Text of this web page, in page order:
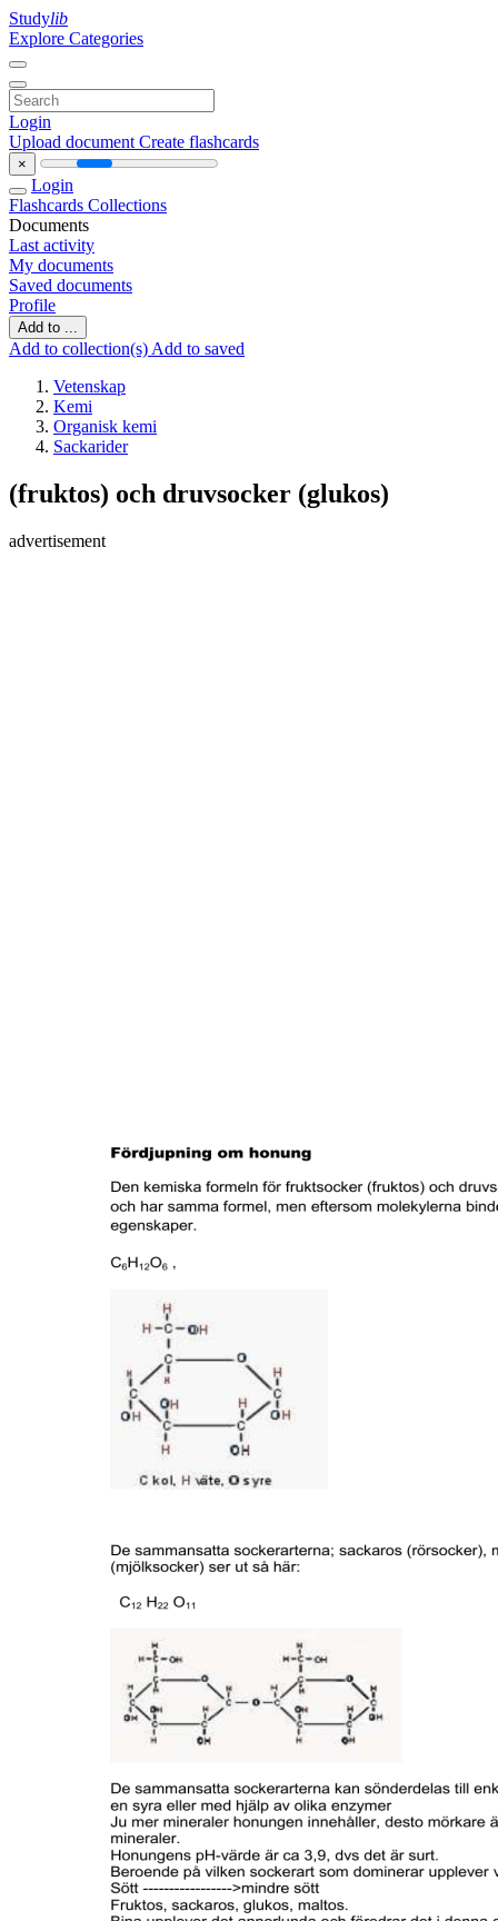
Studylib
Explore Categories
Login
Upload document Create flashcards
×
Login
Flashcards Collections
Documents
Last activity
My documents
Saved documents
Profile
Add to ...
Add to collection(s) Add to saved
Vetenskap
Kemi
Organisk kemi
Sackarider
(fruktos) och druvsocker (glukos)
advertisement